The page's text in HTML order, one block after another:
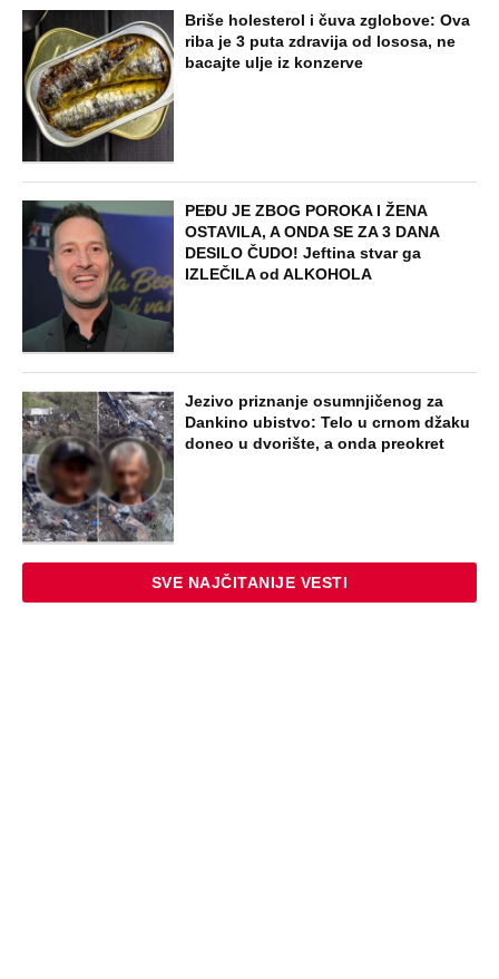
Briše holesterol i čuva zglobove: Ova
riba je 3 puta zdravija od lososa, ne
bacajte ulje iz konzerve
PEĐU JE ZBOG POROKA I ŽENA
OSTAVILA, A ONDA SE ZA 3 DANA
DESILO ČUDO! Jeftina stvar ga
IZLEČILA od ALKOHOLA
Jezivo priznanje osumnjičenog za
Dankino ubistvo: Telo u crnom džaku
doneo u dvorište, a onda preokret
SVE NAJČITANIJE VESTI